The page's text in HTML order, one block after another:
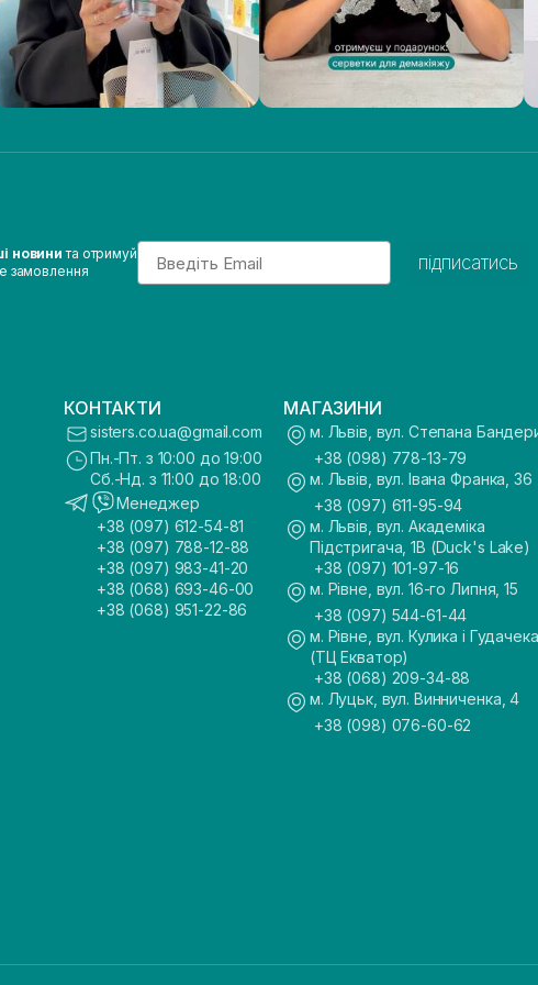
новини та отримуй
замовлення
Email
підписатись
КОНТАКТИ
sisters.co.ua@gmail.com
Пн.-Пт. з 10:00 до 19:00
Сб.-Нд. з 11:00 до 18:00
Менеджер
+38 (097) 612-54-81
+38 (097) 788-12-88
+38 (097) 983-41-20
+38 (068) 693-46-00
+38 (068) 951-22-86
МАГАЗИНИ
м. Львів, вул. Степана
+38 (098) 778-13-79
м. Львів, вул. Івана Франка, 36
+38 (097) 611-95-94
м. Львів, вул. Академіка
Підстригача, 1В (Duck's Lake)
+38 (097) 101-97-16
м. Рівне, вул. 16-го Липня, 15
+38 (097) 544-61-44
м. Рівне, вул. Кулика і
(ТЦ Екватор)
+38 (068) 209-34-88
м. Луцьк, вул. Винниченка, 4
+38 (098) 076-60-62